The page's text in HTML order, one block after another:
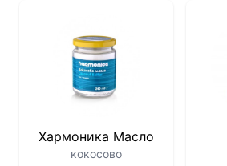
Хармоника Масло
кокосово